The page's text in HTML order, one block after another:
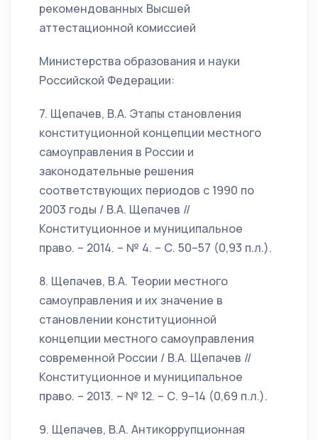
рекомендованных Высшей
аттестационной комиссией
Министерства образования и науки
Российской Федерации:
7. Щепачев, В.А. Этапы становления
конституционной концепции местного
самоуправления в России и
законодательные решения
соответствующих периодов с 1990 по
2003 годы / В.А. Щепачев //
Конституционное и муниципальное
право. – 2014. – № 4. – С. 50–57 (0,93 п.л.).
8. Щепачев, В.А. Теории местного
самоуправления и их значение в
становлении конституционной
концепции местного самоуправления
современной России / В.А. Щепачев //
Конституционное и муниципальное
право. – 2013. – № 12. – С. 9–14 (0,69 п.л.).
9. Щепачев, В.А. Антикоррупционная